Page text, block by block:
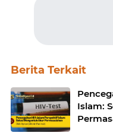
Berita Terkait
Islam: